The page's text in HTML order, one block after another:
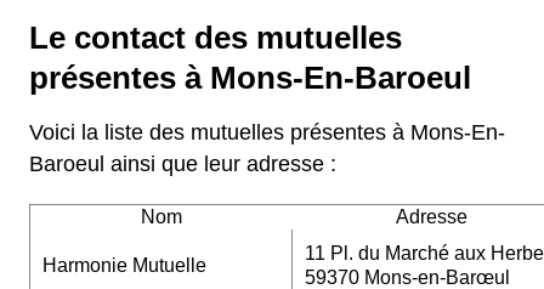
Le contact des mutuelles
présentes à Mons-En-Baroeul
Voici la liste des mutuelles présentes à Mons-En-
Baroeul ainsi que leur adresse :
Nom Adresse
Harmonie Mutuelle
11 Pl. du Marché aux
59370 Mons-en-Barœul